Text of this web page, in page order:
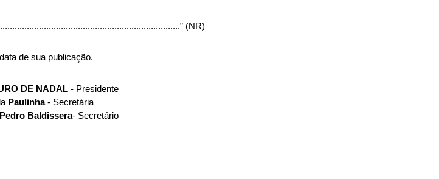
(NR)
de sua publicação.
DE NADAL - Presidente
Paulinha- Secretária
Baldissera- Secretário